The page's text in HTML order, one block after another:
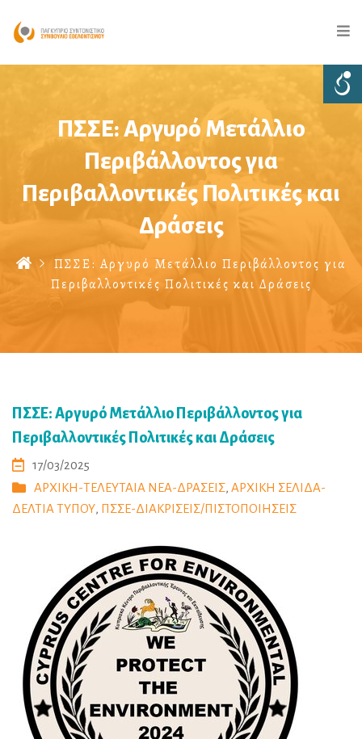
ΠΣΣΕ: Αργυρό Μετάλλιο
Περιβάλλοντος για
Περιβαλλοντικές Πολιτικές και
Δράσεις
ΠΣΣΕ: Αργυρό Μετάλλιο Περιβάλλοντος για
Περιβαλλοντικές Πολιτικές και Δράσεις
ΠΣΣΕ: Αργυρό Μετάλλιο Περιβάλλοντος για
Περιβαλλοντικές Πολιτικές και Δράσεις
17/03/2025
ΑΡΧΙΚΗ-ΤΕΛΕΥΤΑΙΑ ΝΕΑ-ΔΡΑΣΕΙΣ, ΑΡΧΙΚΗ ΣΕΛΙΔΑ-
ΔΕΛΤΙΑ ΤΥΠΟΥ, ΠΣΣΕ-ΔΙΑΚΡΙΣΕΙΣ/ΠΙΣΤΟΠΟΙΗΣΕΙΣ